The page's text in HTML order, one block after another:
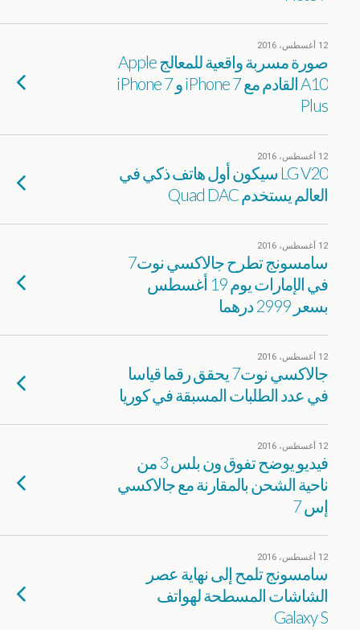
12 أغسطس، 2016
صورة مسربة واقعية للمعالج Apple
A10 القادم مع iPhone 7 و iPhone 7
Plus
12 أغسطس، 2016
LG V20 سيكون أول هاتف ذكي في
العالم يستخدم Quad DAC
12 أغسطس، 2016
سامسونج تطرح جالاكسي نوت7
في الإمارات يوم 19 أغسطس
بسعر 2999 درهما
12 أغسطس، 2016
جالاكسي نوت7 يحقق رقما قياسا
في عدد الطلبات المسبقة في كوريا
12 أغسطس، 2016
فيديو يوضح تفوق ون بلس 3 من
ناحية الشحن بالمقارنة مع جالاكسي
إس 7
12 أغسطس، 2016
سامسونج تلمح إلى نهاية عصر
الشاشات المسطحة لهواتف
Galaxy S